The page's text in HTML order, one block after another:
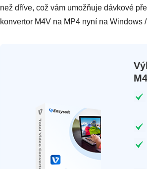
než dříve, což vám umožňuje dávkové
konvertor M4V na MP4 nyní na Windows